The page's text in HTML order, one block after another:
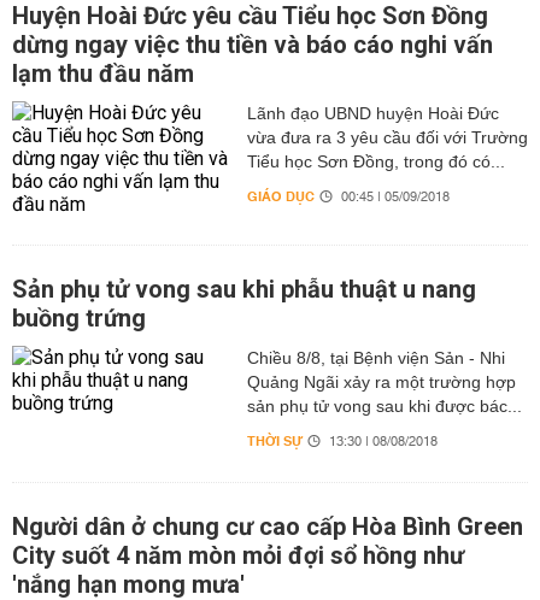
Huyện Hoài Đức yêu cầu Tiểu học Sơn Đồng
dừng ngay việc thu tiền và báo cáo nghi vấn
lạm thu đầu năm
Lãnh đạo UBND huyện Hoài Đức
vừa đưa ra 3 yêu cầu đối với Trường
Tiểu học Sơn Đồng, trong đó có...
GIÁO DỤC 00:45 | 05/09/2018
Sản phụ tử vong sau khi phẫu thuật u nang
buồng trứng ​
Chiều 8/8, tại Bệnh viện Sản - Nhi
Quảng Ngãi xảy ra một trường hợp
sản phụ tử vong sau khi được bác...
THỜI SỰ 13:30 | 08/08/2018
Người dân ở chung cư cao cấp Hòa Bình Green
City suốt 4 năm mòn mỏi đợi sổ hồng như
'nắng hạn mong mưa'